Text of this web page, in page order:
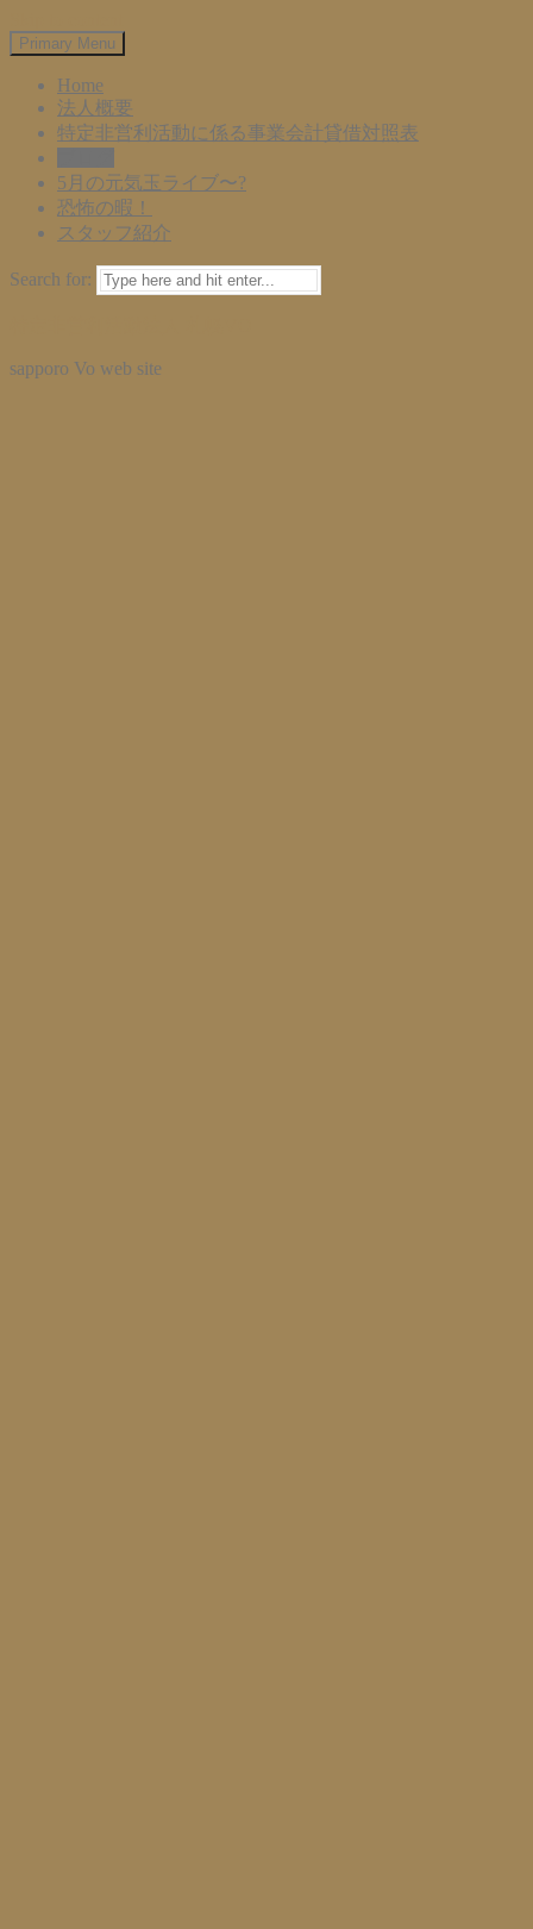
Primary Menu
Home
法人概要
特定非営利活動に係る事業会計貸借対照表
5月の元気玉ライブ〜?
恐怖の暇！
スタッフ紹介
Search for:
sapporo Vo web site